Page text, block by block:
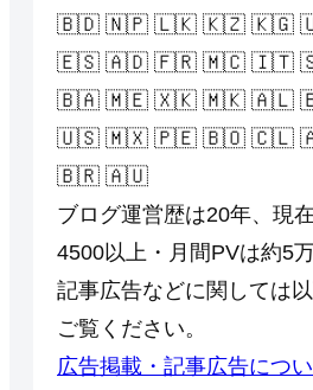
🇧🇩 🇳🇵 🇱🇰 🇰🇿 🇰🇬
🇪🇸 🇦🇩 🇫🇷 🇲🇨 🇮🇹
🇧🇦 🇲🇪 🇽🇰 🇲🇰 🇦🇱
🇺🇸 🇲🇽 🇵🇪 🇧🇴 🇨🇱
🇧🇷 🇦🇺
ブログ運営歴は20年、現
4500以上・月間PVは約5
記事広告などに関しては
ご覧ください。
広告掲載・記事広告につ